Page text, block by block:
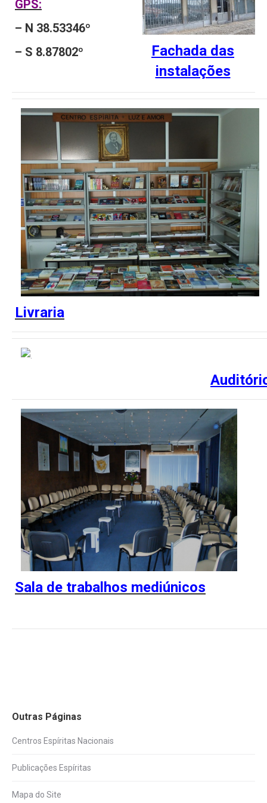
GPS:
– N 38.53346º
– S 8.87802º
Fachada das
instalações
Livraria
Sala de trabalhos mediúnicos
Outras Páginas
Centros Espíritas Nacionais
Publicações Espíritas
Mapa do Site